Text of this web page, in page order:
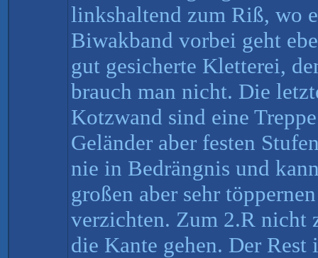
linkshaltend zum Riß, wo
Biwakband vorbei geht
gut gesicherte Kletterei,
brauch man nicht. Die
Kotzwand sind eine
Geländer aber festen
nie in Bedrängnis und
großen aber sehr
verzichten. Zum 2.R nicht
die Kante gehen. Der Rest